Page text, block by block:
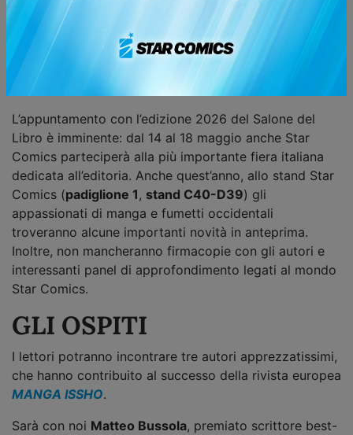
eventi e le novità
Pubblicata il 04/05/2026 — Ultimo aggiornamento
29/04/2026
L’appuntamento con l’edizione 2026 del Salone del
Libro è imminente: dal 14 al 18 maggio anche Star
Comics parteciperà alla più importante fiera italiana
dedicata all’editoria. Anche quest’anno, allo stand Star
Comics (padiglione 1, stand C40-D39) gli
appassionati di manga e fumetti occidentali
troveranno alcune importanti novità in anteprima.
Inoltre, non mancheranno firmacopie con gli autori e
interessanti panel di approfondimento legati al mondo
Star Comics.
GLI OSPITI
I lettori potranno incontrare tre autori apprezzatissimi,
che hanno contribuito al successo della rivista europea
MANGA ISSHO.
Sarà con noi Matteo Bussola, premiato scrittore best-